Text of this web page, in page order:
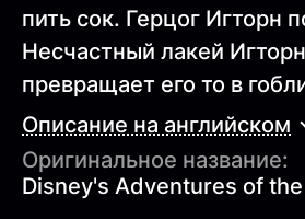
пить сок. Герцог Игторн
Несчастный лакей
превращает его то в
Описание на английском
Оригинальное название:
Disney's Adventures of